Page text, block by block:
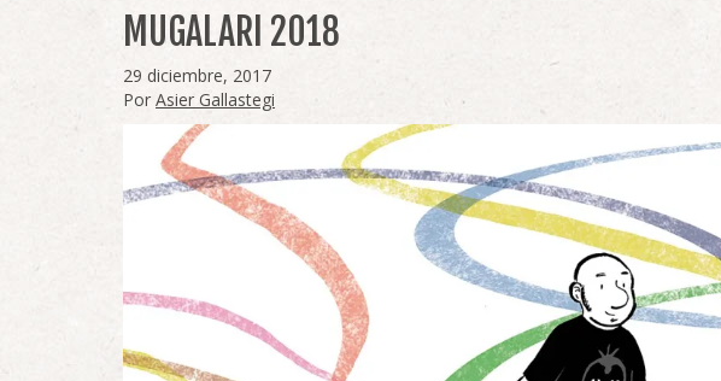
MUGALARI 2018
29 diciembre, 2017
Por Asier Gallastegi